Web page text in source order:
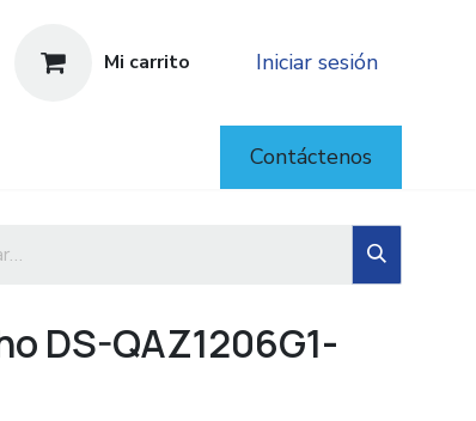
Mi carrito
Iniciar sesión
Contáctenos
DS-QAZ1206G1-